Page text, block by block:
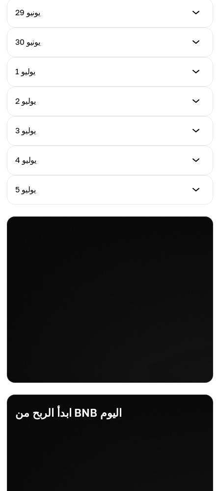
29 يونيو
السعر (USD)
$552.17
30 يونيو
$547.93
1 يوليو
$544.86
2 يوليو
$548.24
3 يوليو
$546.91
4 يوليو
$550.37
5 يوليو
السعر (USD)
ابدأ الربح من BNB اليوم